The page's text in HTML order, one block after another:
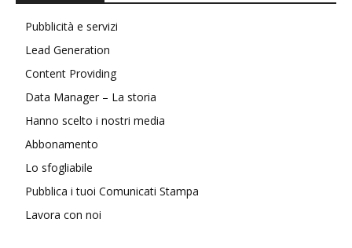
Pubblicità e servizi
Lead Generation
Content Providing
Data Manager – La storia
Hanno scelto i nostri media
Abbonamento
Lo sfogliabile
Pubblica i tuoi Comunicati Stampa
Lavora con noi